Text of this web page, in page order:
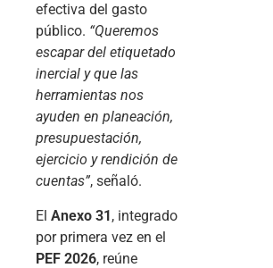
efectiva del gasto
público. “Queremos
escapar del etiquetado
inercial y que las
herramientas nos
ayuden en planeación,
presupuestación,
ejercicio y rendición de
cuentas”, señaló.
El Anexo 31, integrado
por primera vez en el
PEF 2026, reúne